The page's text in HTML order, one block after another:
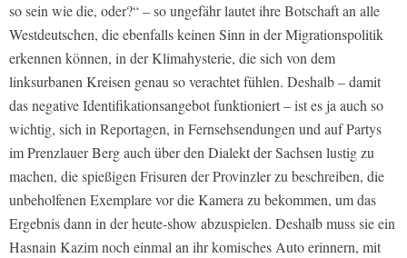
so sein wie die, oder?“ – so ungefähr lautet ihre Botschaft an alle
Westdeutschen, die ebenfalls keinen Sinn in der Migrationspolitik
erkennen können, in der Klimahysterie, die sich von dem
linksurbanen Kreisen genau so verachtet fühlen. Deshalb – damit
das negative Identifikationsangebot funktioniert – ist es ja auch so
wichtig, sich in Reportagen, in Fernsehsendungen und auf Partys
im Prenzlauer Berg auch über den Dialekt der Sachsen lustig zu
machen, die spießigen Frisuren der Provinzler zu beschreiben, die
unbeholfenen Exemplare vor die Kamera zu bekommen, um das
Ergebnis dann in der heute-show abzuspielen. Deshalb muss sie ein
Hasnain Kazim noch einmal an ihr komisches Auto erinnern, mit